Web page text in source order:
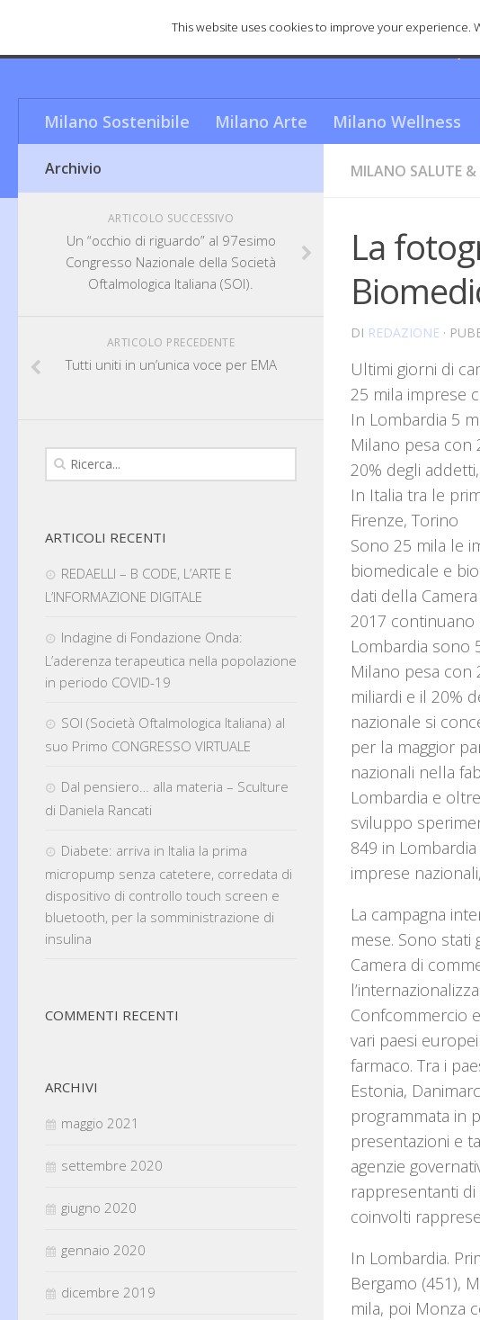
Cosa rende Milano una città unica e
Milano Sostenibile Milano Arte Milano Wellness
MILANO SALUTE &
La
DI REDAZIONE ·
Ultimi giorni di
25 mila imprese
In Lombardia 5
Milano pesa
20% degli
In Italia tra le
Firenze, Torino
Sono 25 mila le
biomedicale e
dati della
2017 continuano
Lombardia sono
Milano pesa
miliardi e il 20%
nazionale si
per la maggior
nazionali nella
Lombardia e
sviluppo
849 in
imprese
La campagna
mese. Sono
Camera di
Confcommercio
vari paesi
farmaco. Tra i
Estonia,
programmata in
presentazioni e
agenzie
rappresentanti
coinvolti
In Lombardia.
Bergamo (451),
mila, poi Monza
Archivio
ARTICOLO SUCCESSIVO
Un “occhio di riguardo” al 97esimo
Congresso Nazionale della Società
Oftalmologica Italiana (SOI).
ARTICOLO PRECEDENTE
Tutti uniti in un’unica voce per EMA
ARTICOLI RECENTI
REDAELLI – B CODE, L’ARTE E
L’INFORMAZIONE DIGITALE
Indagine di Fondazione Onda:
L’aderenza terapeutica nella popolazione
in periodo COVID-19
SOI (Società Oftalmologica Italiana) al
suo Primo CONGRESSO VIRTUALE
Dal pensiero… alla materia – Sculture
di Daniela Rancati
Diabete: arriva in Italia la prima
micropump senza catetere, corredata di
dispositivo di controllo touch screen e
bluetooth, per la somministrazione di
insulina
COMMENTI RECENTI
ARCHIVI
maggio 2021
settembre 2020
giugno 2020
gennaio 2020
dicembre 2019
This website uses cookies to improve your experience.